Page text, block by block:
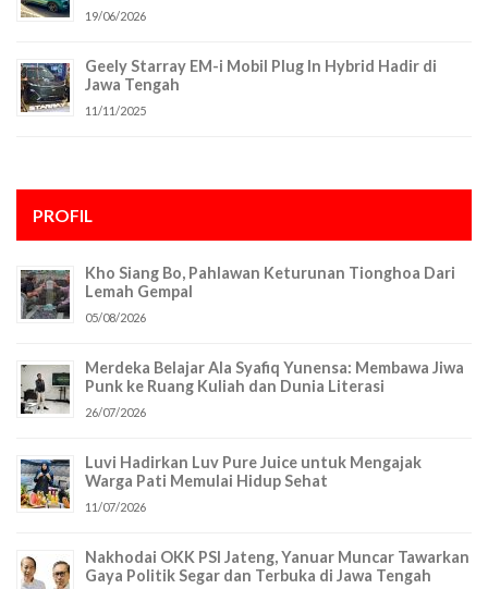
19/06/2026
Geely Starray EM-i Mobil Plug In Hybrid Hadir di
Jawa Tengah
11/11/2025
PROFIL
Kho Siang Bo, Pahlawan Keturunan Tionghoa Dari
Lemah Gempal
05/08/2026
Merdeka Belajar Ala Syafiq Yunensa: Membawa Jiwa
Punk ke Ruang Kuliah dan Dunia Literasi
26/07/2026
Luvi Hadirkan Luv Pure Juice untuk Mengajak
Warga Pati Memulai Hidup Sehat
11/07/2026
Nakhodai OKK PSI Jateng, Yanuar Muncar Tawarkan
Gaya Politik Segar dan Terbuka di Jawa Tengah